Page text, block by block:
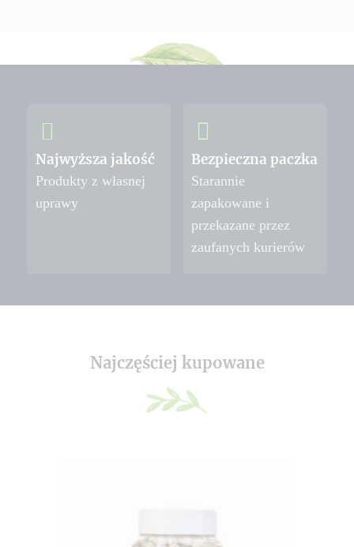
Najwyższa jakość
Produkty z własnej
uprawy
Bezpieczna paczka
Starannie
zapakowane i
przekazane przez
zaufanych kurierów
Najczęściej kupowane